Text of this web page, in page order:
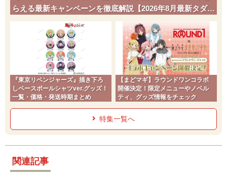
らえる最新キャンペーンを徹底解説【2026年8月最新タダポ
チ】
『東京リベンジャーズ』描き下ろ
しベースボールシャツver.グッズ！
一覧・価格・発送時期まとめ
【まどマギ】ラウンドワンコラボ
開催決定！限定メニューやノベル
ティ、グッズ情報をチェック
特集一覧へ
関連記事